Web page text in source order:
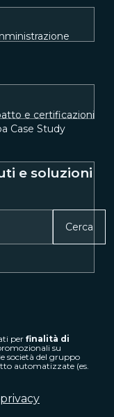
e certificazioni
Case Study
e soluzioni
Cerca
per finalità di
su
società del gruppo
automatizzate (es.